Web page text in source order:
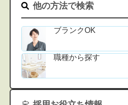
他の方法で検索
ブランクOK
職種から探す